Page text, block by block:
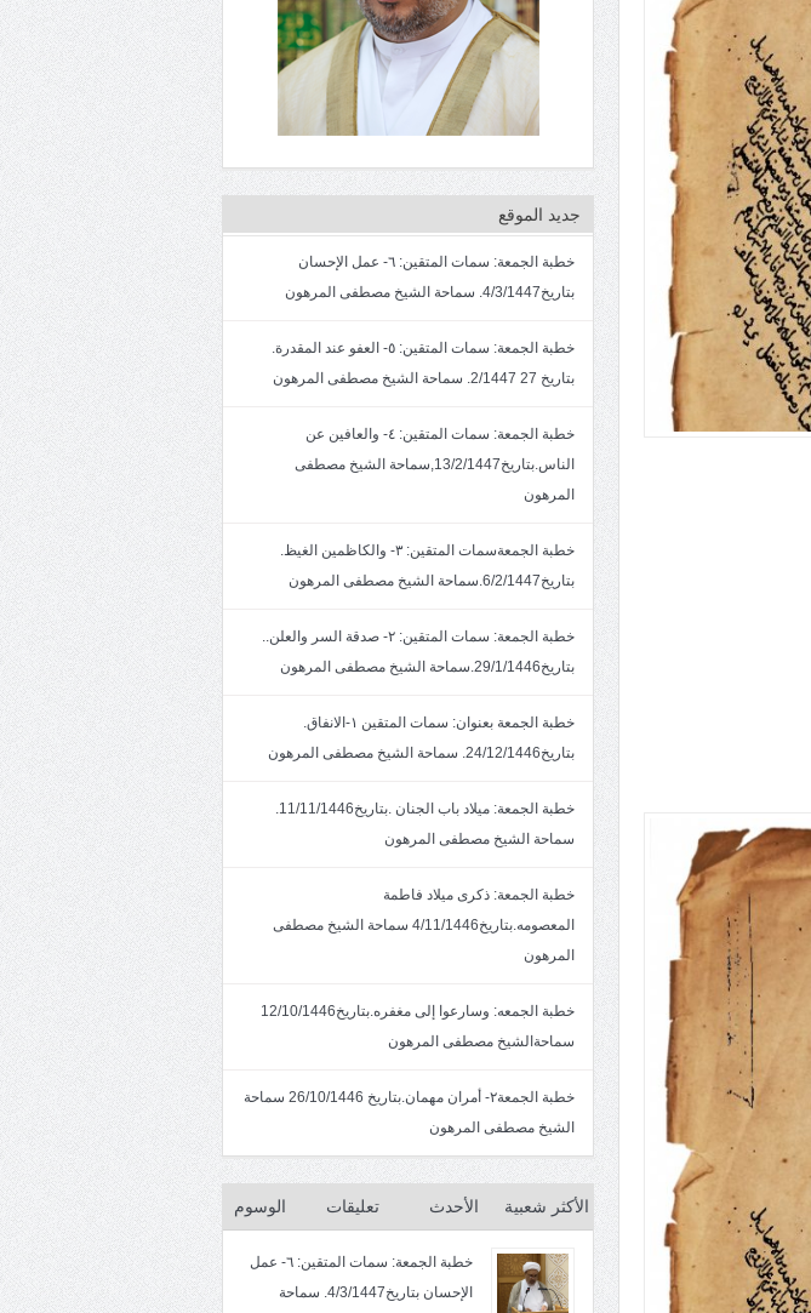
جديد الموقع
خطبة الجمعة: سمات المتقين: ٦- عمل الإحسان
بتاريخ4/3/1447. سماحة الشيخ مصطفى المرهون
خطبة الجمعة: سمات المتقين: ٥- العفو عند المقدرة.
بتاريخ 27 2/1447. سماحة الشيخ مصطفى المرهون
خطبة الجمعة: سمات المتقين: ٤- والعافين عن
الناس.بتاريخ13/2/1447,سماحة الشيخ مصطفى
المرهون
خطبة الجمعةسمات المتقين: ٣- والكاظمين الغيظ.
بتاريخ6/2/1447.سماحة الشيخ مصطفى المرهون
خطبة الجمعة: سمات المتقين: ٢- صدقة السر والعلن..
بتاريخ29/1/1446.سماحة الشيخ مصطفى المرهون
خطبة الجمعة بعنوان: سمات المتقين ١-الانفاق.
بتاريخ24/12/1446. سماحة الشيخ مصطفى المرهون
خطبة الجمعة: ميلاد باب الجنان .بتاريخ11/11/1446.
سماحة الشيخ مصطفى المرهون
خطبة الجمعة: ذكرى ميلاد فاطمة
المعصومه.بتاريخ4/11/1446 سماحة الشيخ مصطفى
المرهون
خطبة الجمعه: وسارعوا إلى مغفره.بتاريخ12/10/1446
سماحةالشيخ مصطفى المرهون
خطبة الجمعة٢- أمران مهمان.بتاريخ 26/10/1446 سماحة
الشيخ مصطفى المرهون
الأكثر شعبية الأحدث تعليقات الوسوم
خطبة الجمعة: سمات المتقين: ٦- عمل
الإحسان بتاريخ4/3/1447. سماحة